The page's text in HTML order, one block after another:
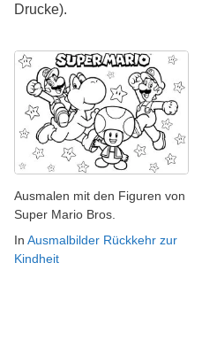
Drucke).
Ausmalen mit den Figuren von
Super Mario Bros.
In Ausmalbilder Rückkehr zur
Kindheit